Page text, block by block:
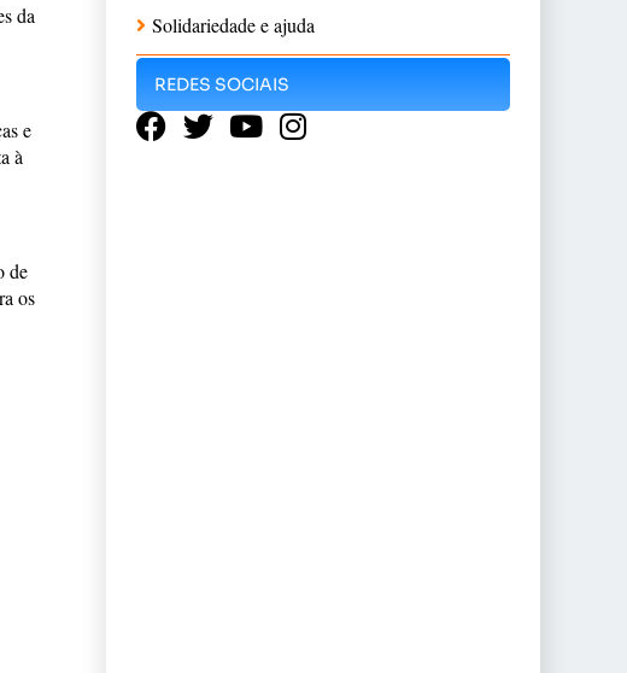
da
e
à
de
os
Solidariedade e ajuda
REDES SOCIAIS